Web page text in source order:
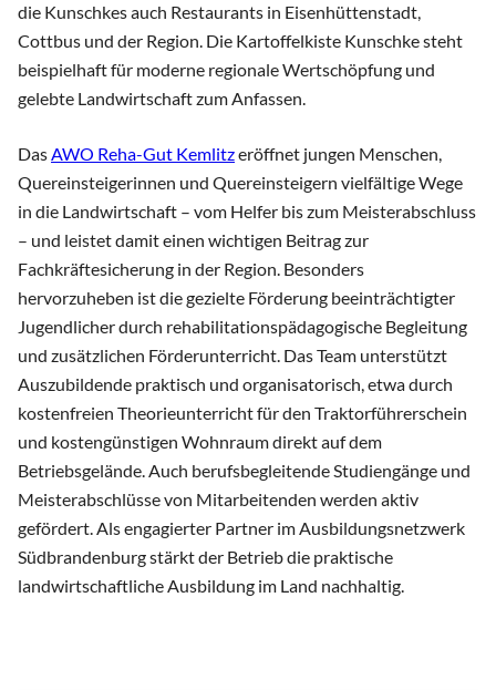
die Kunschkes auch Restaurants in Eisenhüttenstadt,
Cottbus und der Region. Die Kartoffelkiste Kunschke steht
beispielhaft für moderne regionale Wertschöpfung und
gelebte Landwirtschaft zum Anfassen.
DasAWO Reha-Gut Kemlitzeröffnet jungen Menschen,
Quereinsteigerinnen und Quereinsteigern vielfältige Wege
in die Landwirtschaft – vom Helfer bis zum Meisterabschluss
– und leistet damit einen wichtigen Beitrag zur
Fachkräftesicherung in der Region. Besonders
hervorzuheben ist die gezielte Förderung beeinträchtigter
Jugendlicher durch rehabilitationspädagogische Begleitung
und zusätzlichen Förderunterricht. Das Team unterstützt
Auszubildende praktisch und organisatorisch, etwa durch
kostenfreien Theorieunterricht für den Traktorführerschein
und kostengünstigen Wohnraum direkt auf dem
Betriebsgelände. Auch berufsbegleitende Studiengänge und
Meisterabschlüsse von Mitarbeitenden werden aktiv
gefördert. Als engagierter Partner im Ausbildungsnetzwerk
Südbrandenburg stärkt der Betrieb die praktische
landwirtschaftliche Ausbildung im Land nachhaltig.